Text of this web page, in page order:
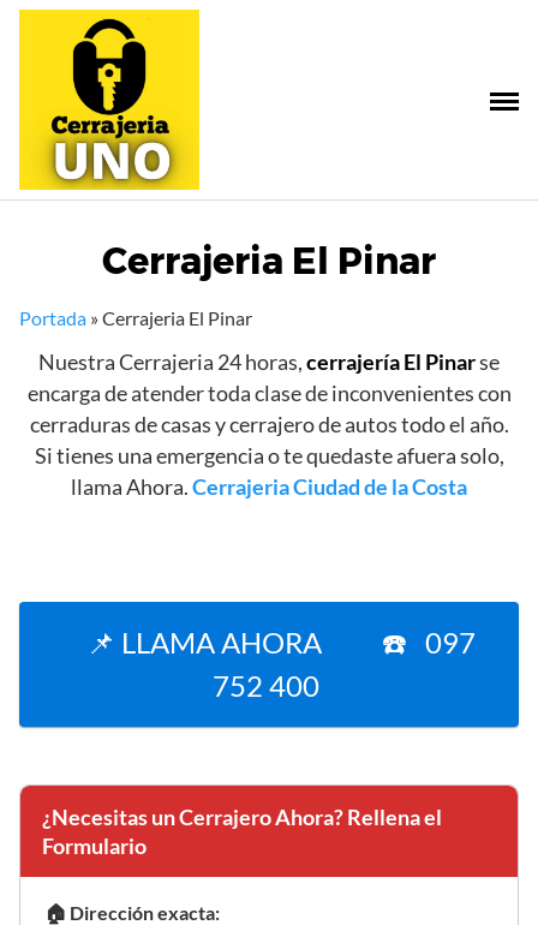
Saltar
Cerrajeria El Pinar
Portada »Cerrajeria El Pinar
Nuestra Cerrajeria 24 horas,cerrajería El Pinarse
encarga de atender toda clase de inconvenientes con
cerraduras de casas y cerrajero de autos todo el año.
Si tienes una emergencia o te quedaste afuera solo,
llama Ahora.Cerrajeria Ciudad de la Costa
📌 LLAMA AHORA ☎️ 097
752 400
¿Necesitas un Cerrajero Ahora? Rellena el
Formulario
🏠 Dirección exacta: